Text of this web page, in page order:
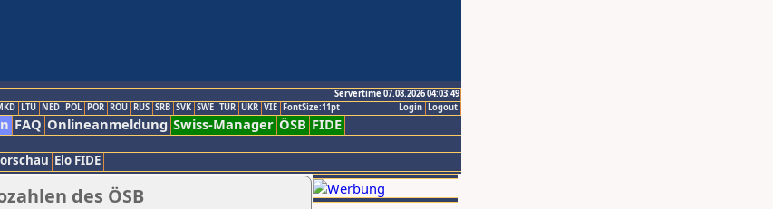
Servertime 07.08.2026 04:03:49
Logout
Login
LTU NED POL POR ROU RUS SRB SVK SWE TUR UKR VIE FontSize:11pt
FAQ Onlineanmeldung Swiss-Manager ÖSB FIDE
Elo FIDE
des ÖSB